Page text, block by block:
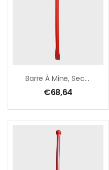
Barre À Mine, Section Ronde Ø 28 Mm – Boule/burin – 1000 Mm
€68,64